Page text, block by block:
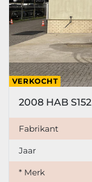
VERKOCHT
Fabrikant
Jaar
* Merk